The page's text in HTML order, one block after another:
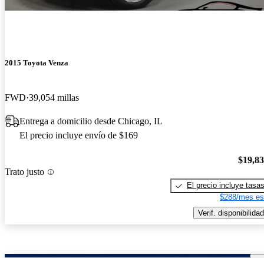
2015 Toyota Venza
FWD 39,054 millas
Entrega a domicilio desde Chicago, IL
El precio incluye envío de $169
Trato justo
El precio incluye tasas
$288/mes
Verif. disponibilidad